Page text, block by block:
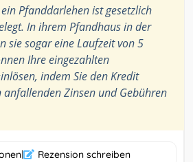
Pfanddarlehen ist gesetzlich
In ihrem Pfandhaus in der
sie sogar eine Laufzeit von 5
Ihre eingezahlten
indem Sie den Kredit
Zinsen und Gebühren
| Rezension schreiben